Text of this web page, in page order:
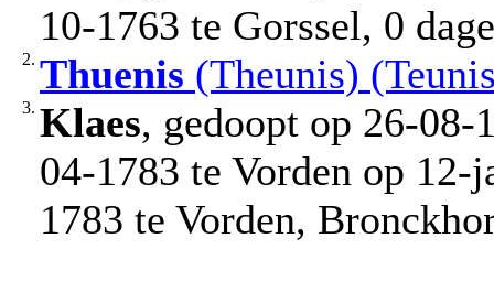
10-1763 te Gorssel, 0
2. Thuenis (Theunis)
3. Klaes, gedoopt op 26-08-
04-1783 te Vorden op
1783 te Vorden,